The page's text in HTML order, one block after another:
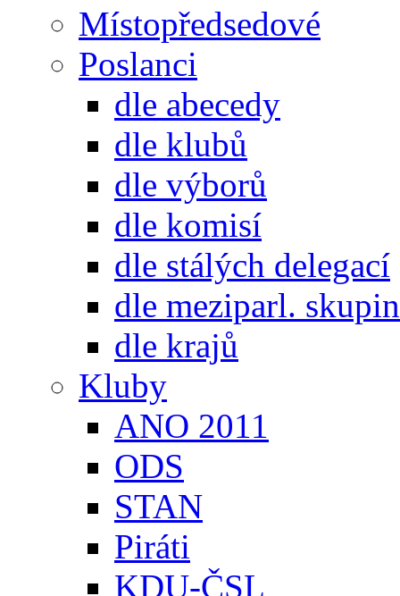
Místopředsedové
Poslanci
dle abecedy
dle klubů
dle výborů
dle komisí
dle stálých delegací
dle meziparl. skupin
dle krajů
Kluby
ANO 2011
ODS
STAN
Piráti
KDU-ČSL